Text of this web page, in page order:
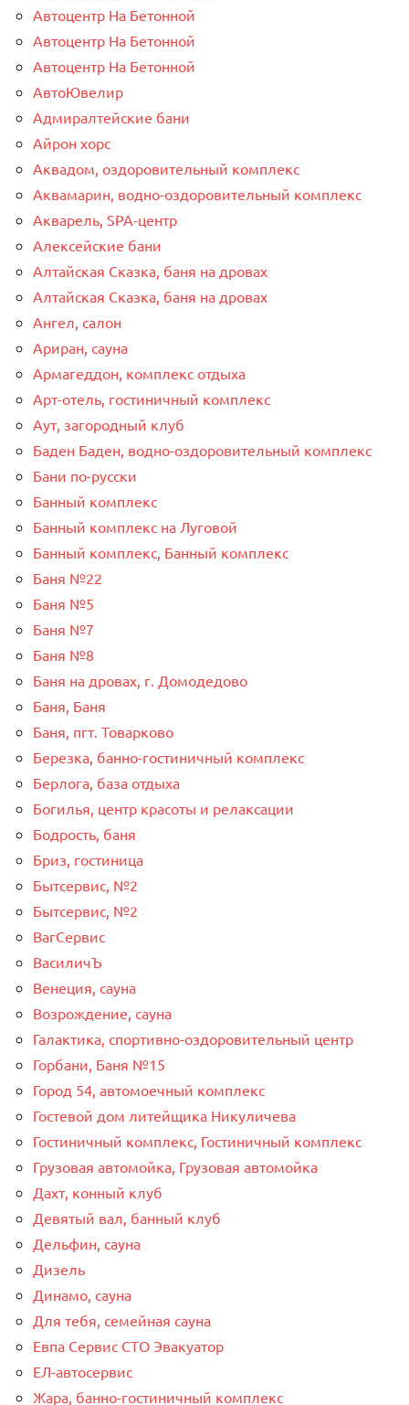
Автоцентр На Бетонной
Автоцентр На Бетонной
Автоцентр На Бетонной
АвтоЮвелир
Адмиралтейские бани
Айрон хорс
Аквадом, оздоровительный комплекс
Аквамарин, водно-оздоровительный комплекс
Акварель, SPA-центр
Алексейские бани
Алтайская Сказка, баня на дровах
Алтайская Сказка, баня на дровах
Ангел, салон
Ариран, сауна
Армагеддон, комплекс отдыха
Арт-отель, гостиничный комплекс
Аут, загородный клуб
Баден Баден, водно-оздоровительный комплекс
Бани по-русски
Банный комплекс
Банный комплекс на Луговой
Банный комплекс, Банный комплекс
Баня №22
Баня №5
Баня №7
Баня №8
Баня на дровах, г. Домодедово
Баня, Баня
Баня, пгт. Товарково
Березка, банно-гостиничный комплекс
Берлога, база отдыха
Богилья, центр красоты и релаксации
Бодрость, баня
Бриз, гостиница
Бытсервис, №2
Бытсервис, №2
ВагСервис
ВасиличЪ
Венеция, сауна
Возрождение, сауна
Галактика, спортивно-оздоровительный центр
Горбани, Баня №15
Город 54, автомоечный комплекс
Гостевой дом литейщика Никуличева
Гостиничный комплекс, Гостиничный комплекс
Грузовая автомойка, Грузовая автомойка
Дахт, конный клуб
Девятый вал, банный клуб
Дельфин, сауна
Дизель
Динамо, сауна
Для тебя, семейная сауна
Евпа Сервис СТО Эвакуатор
ЕЛ-автосервис
Жара, банно-гостиничный комплекс